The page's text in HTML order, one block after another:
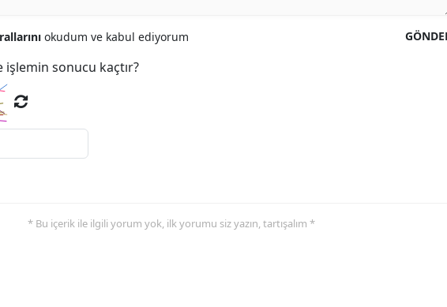
okudum ve kabul ediyorum
işlemin sonucu kaçtır?
* Bu içerik ile ilgili yorum yok, ilk yorumu siz yazın, tartışalım *